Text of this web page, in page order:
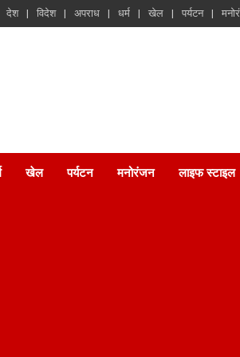
देश विदेश अपराध धर्म खेल पर्यटन
खेल पर्यटन मनोरंजन लाइफ स्टाइल